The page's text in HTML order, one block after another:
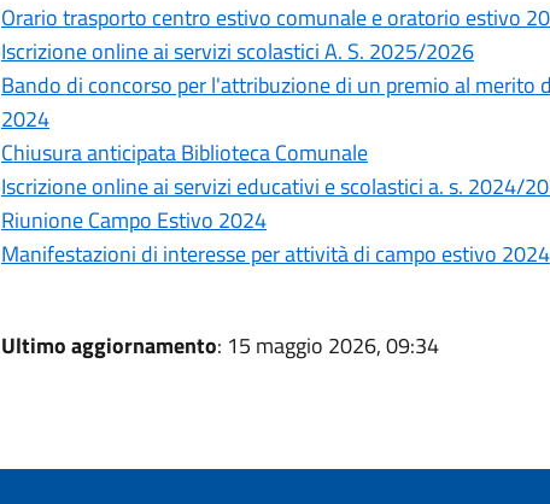
Orario trasporto centro estivo comunale e oratorio estivo
Iscrizione online ai servizi scolastici A. S. 2025/2026
Bando di concorso per l'attribuzione di un premio al merito
2024
Chiusura anticipata Biblioteca Comunale
Iscrizione online ai servizi educativi e scolastici a. s. 2024/
Riunione Campo Estivo 2024
Manifestazioni di interesse per attività di campo estivo 2024
Ultimo aggiornamento: 15 maggio 2026, 09:34